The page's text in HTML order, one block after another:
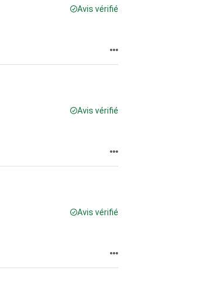
Avis vérifié
Avis vérifié
Avis vérifié